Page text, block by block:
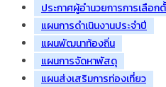
ประกาศผู้อำนวยการการเลือ
แผนการดำเนินงานประจำปี
แผนพัฒนาท้องถิ่น
แผนการจัดหาพัสดุ
แผนส่งเสริมการท่องเที่ยว